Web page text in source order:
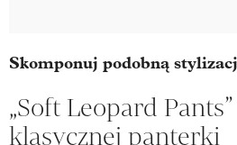
Skomponuj podobną
„Soft Leopard
klasycznej panterki